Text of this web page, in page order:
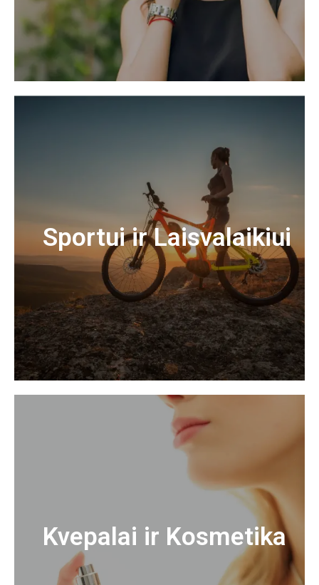
Sportui ir Laisvalaikiui
Kvepalai ir Kosmetika